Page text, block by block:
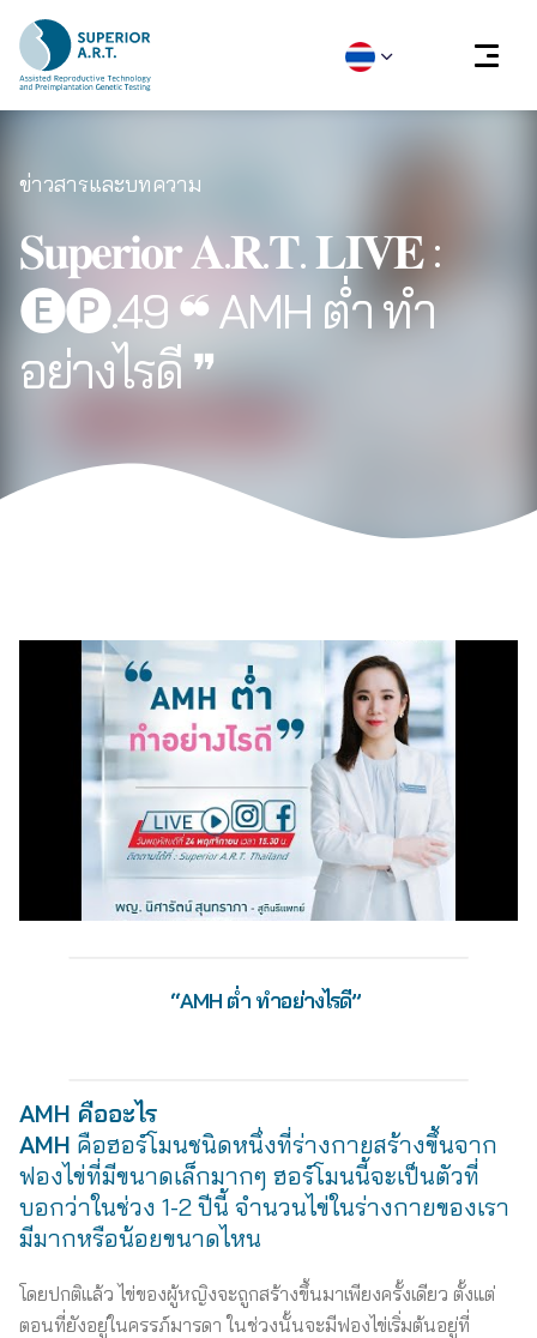
content
ข่าวสารและบทความ
𝐒𝐮𝐩𝐞𝐫𝐢𝐨𝐫 𝐀.𝐑.𝐓. 𝐋𝐈𝐕𝐄 :
🅔🅟.49 ❝ AMH ต่ำ ทำ
อย่างไรดี ❞
“AMH ต่ำ ทำอย่างไรดี”
AMH คืออะไร
AMH คือฮอร์โมนชนิดหนึ่งที่ร่างกายสร้างขึ้นจาก
ฟองไข่ที่มีขนาดเล็กมากๆ ฮอร์โมนนี้จะเป็นตัวที่
บอกว่าในช่วง 1-2 ปีนี้ จำนวนไข่ในร่างกายของเรา
มีมากหรือน้อยขนาดไหน
โดยปกติแล้ว ไข่ของผู้หญิงจะถูกสร้างขึ้นมาเพียงครั้งเดียว ตั้งแต่
ตอนที่ยังอยู่ในครรภ์มารดา ในช่วงนั้นจะมีฟองไข่เริ่มต้นอยู่ที่